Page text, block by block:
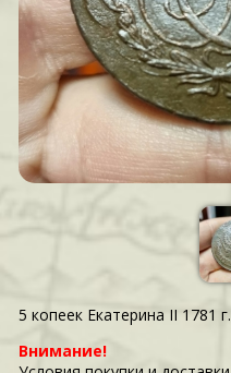
5 копеек Екатерина II 1781
Внимание!